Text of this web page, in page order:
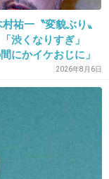
って〜のくだ
祐一〝変貌ぶり〟
渋くなりすぎ」
間にかイケおじに」
2026年8月6日